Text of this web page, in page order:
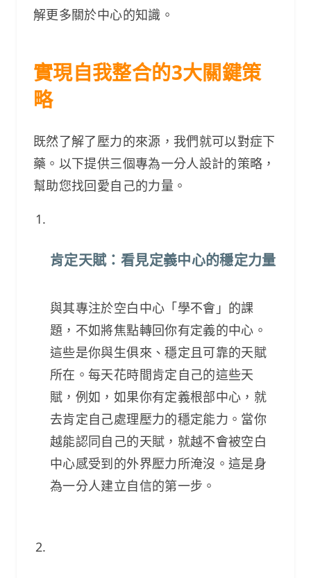
解更多關於中心的知識。
實現自我整合的3大關鍵策
略
既然了解了壓力的來源，我們就可以對症下
藥。以下提供三個專為一分人設計的策略，
幫助您找回愛自己的力量。
肯定天賦：看見定義中心的穩定力量
與其專注於空白中心「學不會」的課
題，不如將焦點轉回你有定義的中心。
這些是你與生俱來、穩定且可靠的天賦
所在。每天花時間肯定自己的這些天
賦，例如，如果你有定義根部中心，就
去肯定自己處理壓力的穩定能力。當你
越能認同自己的天賦，就越不會被空白
中心感受到的外界壓力所淹沒。這是身
為一分人建立自信的第一步。